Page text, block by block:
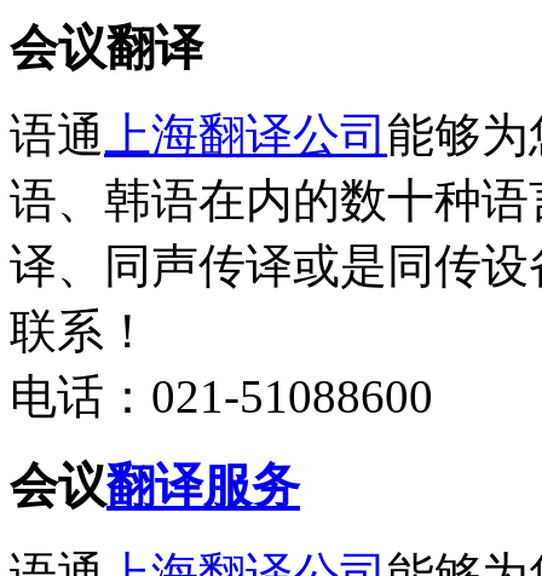
会议翻译
语通 上海翻译公司 能够
语、韩语在内的数十种
译、同声传译或是同传
联系！
电话：021-51088600
会议翻译服务